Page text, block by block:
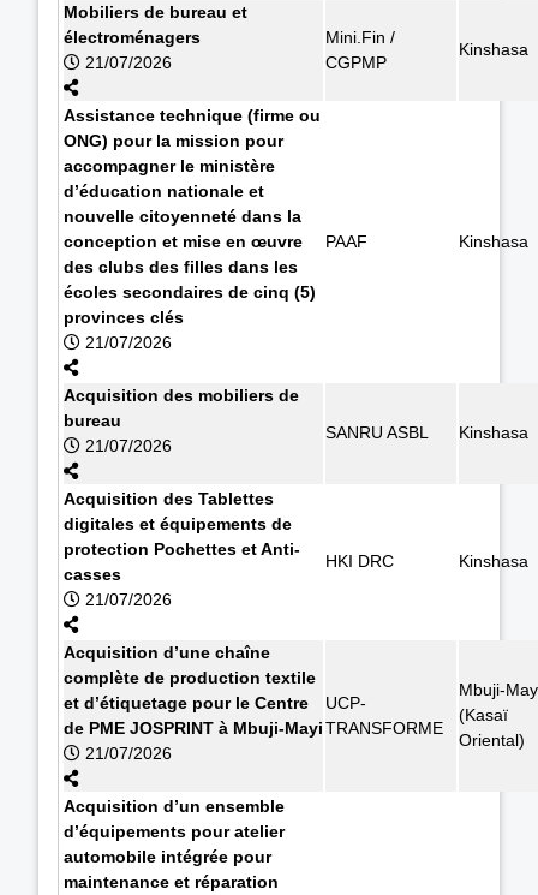
Mobiliers de bureau et
électroménagers
21/07/2026
Mini.Fin /
CGPMP
Kinshasa
Assistance technique (firme ou
ONG) pour la mission pour
accompagner le ministère
d’éducation nationale et
nouvelle citoyenneté dans la
conception et mise en œuvre
des clubs des filles dans les
écoles secondaires de cinq (5)
provinces clés
21/07/2026
PAAF Kinshasa
Acquisition des mobiliers de
bureau
21/07/2026
SANRU ASBL Kinshasa
Acquisition des Tablettes
digitales et équipements de
protection Pochettes et Anti-
casses
21/07/2026
HKI DRC Kinshasa
Acquisition d’une chaîne
complète de production textile
et d’étiquetage pour le Centre
de PME JOSPRINT à Mbuji-Mayi
21/07/2026
UCP-
TRANSFORME
Mbuji-
(Kasaï
Oriental)
Acquisition d’un ensemble
d’équipements pour atelier
automobile intégrée pour
maintenance et réparation